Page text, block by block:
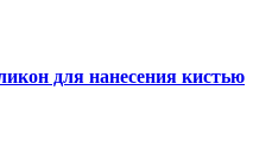
для нанесения кистью